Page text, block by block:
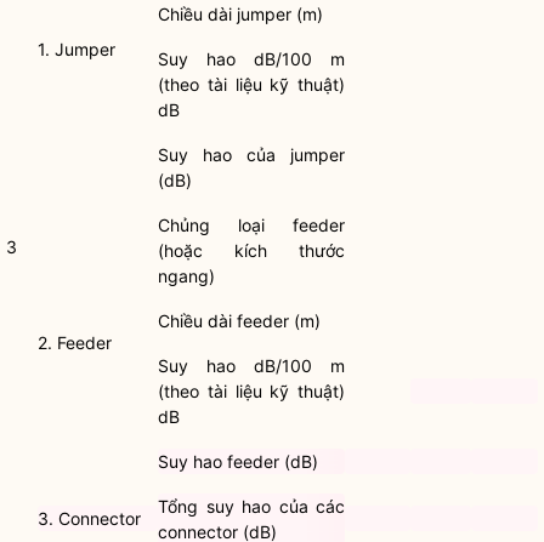
3
1. Jumper
Chiều dài jumper (m)
Suy hao dB/100 m
(theo tài liệu kỹ thuật)
dB
Suy hao của jumper
(dB)
2. Feeder
Chủng loại feeder
(hoặc kích thước
ngang)
Chiều dài feeder (m)
Suy hao dB/100 m
(theo tài liệu kỹ thuật)
dB
Suy hao feeder (dB)
3. Connector
Tổng suy hao của các
connector (dB)